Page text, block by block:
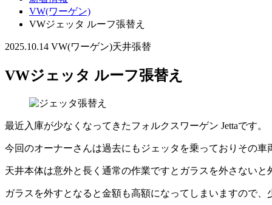
VW(ワーゲン)
VWジェッタ ルーフ張替え
2025.10.14 VW(ワーゲン)天井張替
VWジェッタ ルーフ張替え
最近入庫が少なくなってきたフォルクスワーゲン Jettaです。
今回のオーナーさんは過去にもジェッタを乗っておりその
天井本体は意外と長く通常の作業ですとガラスを外さない
ガラスを外すとなると金額も高額になってしまいますので